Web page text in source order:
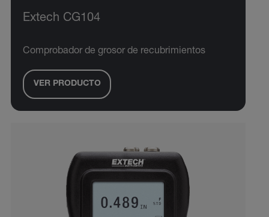
Extech CG104
Comprobador de grosor de recubrimientos
VER PRODUCTO